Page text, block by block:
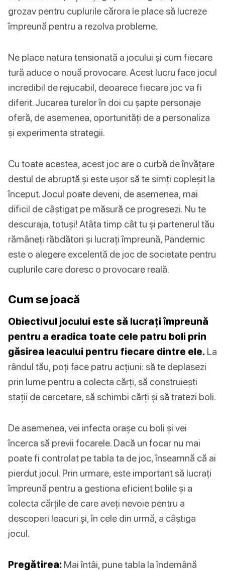
grozav pentru cuplurile cărora le place să lucreze
împreună pentru a rezolva probleme.
Ne place natura tensionată a jocului și cum fiecare
tură aduce o nouă provocare. Acest lucru face jocul
incredibil de rejucabil, deoarece fiecare joc va fi
diferit. Jucarea turelor în doi cu șapte personaje
oferă, de asemenea, oportunități de a personaliza
și experimenta strategii.
Cu toate acestea, acest joc are o curbă de învățare
destul de abruptă și este ușor să te simți copleșit la
început. Jocul poate deveni, de asemenea, mai
dificil de câștigat pe măsură ce progresezi. Nu te
descuraja, totuși! Atâta timp cât tu și partenerul tău
rămâneți răbdători și lucrați împreună, Pandemic
este o alegere excelentă de joc de societate pentru
cuplurile care doresc o provocare reală.
Cum se joacă
Obiectivul jocului este să lucrați împreună
pentru a eradica toate cele patru boli prin
găsirea leacului pentru fiecare dintre ele. La
rândul tău, poți face patru acțiuni: să te deplasezi
prin lume pentru a colecta cărți, să construiești
stații de cercetare, să schimbi cărți și să tratezi boli.
De asemenea, vei infecta orașe cu boli și vei
încerca să previi focarele. Dacă un focar nu mai
poate fi controlat pe tabla ta de joc, înseamnă că ai
pierdut jocul. Prin urmare, este important să lucrați
împreună pentru a gestiona eficient bolile și a
colecta cărțile de care aveți nevoie pentru a
descoperi leacuri și, în cele din urmă, a câștiga
jocul.
Pregătirea: Mai întâi, pune tabla la îndemână